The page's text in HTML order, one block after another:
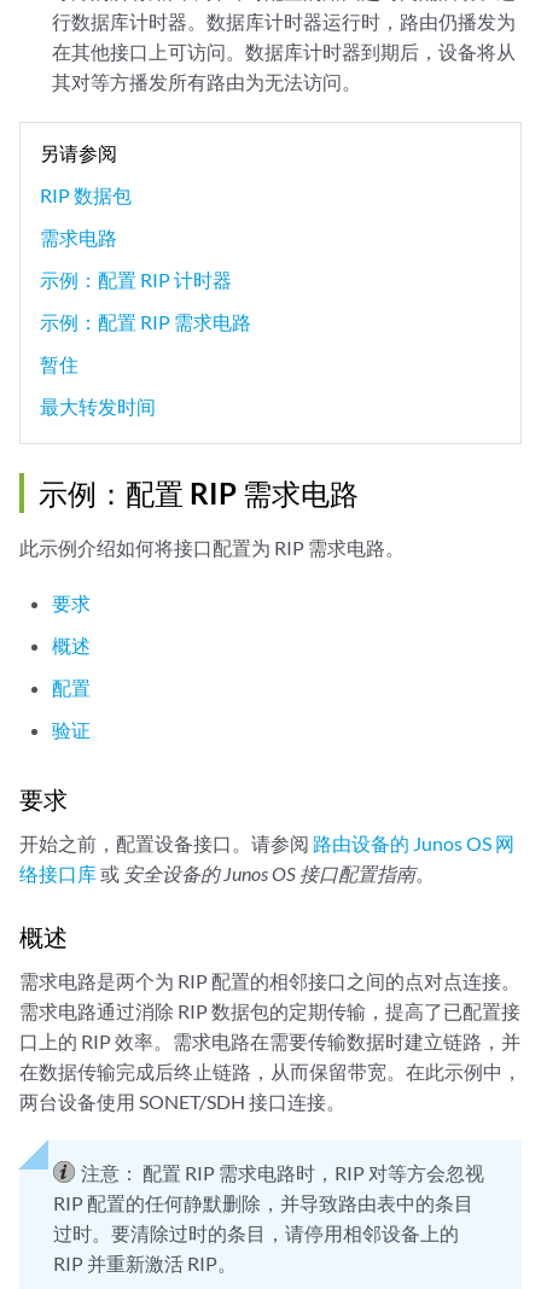
行数据库计时器。数据库计时器运行时，路由仍播发为
在其他接口上可访问。数据库计时器到期后，设备将从
其对等方播发所有路由为无法访问。
另请参阅
RIP 数据包
需求电路
示例：配置 RIP 计时器
示例：配置 RIP 需求电路
暂住
最大转发时间
示例：配置 RIP 需求电路
此示例介绍如何将接口配置为 RIP 需求电路。
要求
概述
配置
验证
要求
开始之前，配置设备接口。请参阅 路由设备的 Junos OS 网
络接口库或 安全设备的 Junos OS 接口配置指南。
概述
需求电路是两个为 RIP 配置的相邻接口之间的点对点连接。
需求电路通过消除 RIP 数据包的定期传输，提高了已配置接
口上的 RIP 效率。需求电路在需要传输数据时建立链路，并
在数据传输完成后终止链路，从而保留带宽。在此示例中，
两台设备使用 SONET/SDH 接口连接。
注意： 配置 RIP 需求电路时，RIP 对等方会忽视
RIP 配置的任何静默删除，并导致路由表中的条目
过时。要清除过时的条目，请停用相邻设备上的
RIP 并重新激活 RIP。